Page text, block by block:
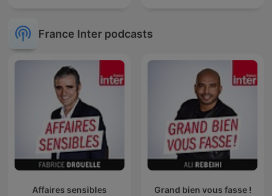
France Inter podcasts
Affaires sensibles Grand bien vous fasse !